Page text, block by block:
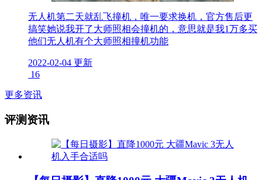
无人机第二天就乱飞撞机，唯一要求换机，官方售后更
搞笑她说我开了大师照相会撞机的，意思就是我1万多买
他们无人机有个大师照相撞机功能
2022-02-04 更新
16
更多资讯
评测资讯